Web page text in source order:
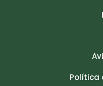
Política